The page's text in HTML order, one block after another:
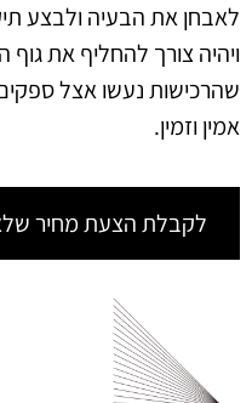
לאבחן את הבעיה ולבצע
ויהיה צורך להחליף את גוף
שהרכישות נעשו אצל
אמין וזמין.
לקבלת הצעת מחיר